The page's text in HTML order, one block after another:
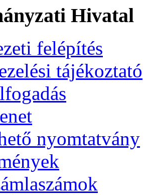
Hivatal
felépítés
tájékoztató
nyomtatvány